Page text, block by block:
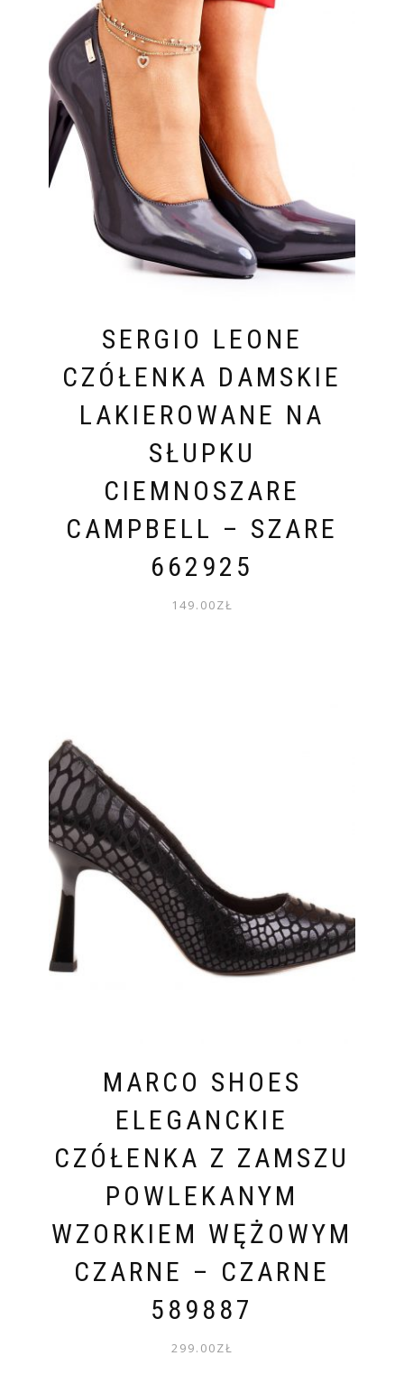
SERGIO LEONE
CZÓŁENKA DAMSKIE
LAKIEROWANE NA
SŁUPKU
CIEMNOSZARE
CAMPBELL – SZARE
662925
149.00ZŁ
MARCO SHOES
ELEGANCKIE
CZÓŁENKA Z ZAMSZU
POWLEKANYM
WZORKIEM WĘŻOWYM
CZARNE – CZARNE
589887
299.00ZŁ